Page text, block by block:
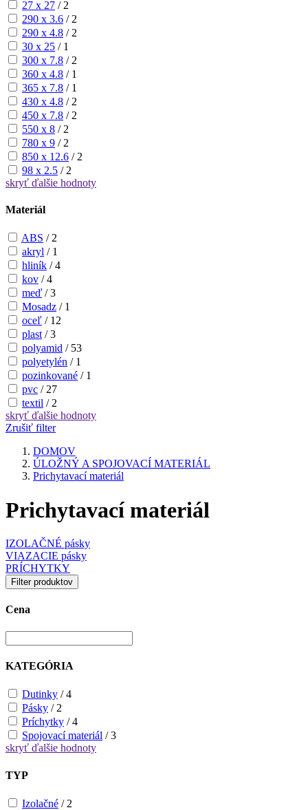
27 x 27 / 2
290 x 3.6 / 2
290 x 4.8 / 2
30 x 25 / 1
300 x 7.8 / 2
360 x 4.8 / 1
365 x 7.8 / 1
430 x 4.8 / 2
450 x 7.8 / 2
550 x 8 / 2
780 x 9 / 2
850 x 12.6 / 2
98 x 2.5 / 2
skryť ďalšie hodnoty
Materiál
ABS / 2
akryl / 1
hliník / 4
kov / 4
meď / 3
Mosadz / 1
oceľ / 12
plast / 3
polyamid / 53
polyetylén / 1
pozinkované / 1
pvc / 27
textil / 2
skryť ďalšie hodnoty
Zrušiť filter
DOMOV
ÚLOŽNÝ A SPOJOVACÍ MATERIÁL
Prichytavací materiál
Prichytavací materiál
IZOLAČNÉ pásky
VIAZACIE pásky
PRÍCHYTKY
Filter produktov
Cena
KATEGÓRIA
Dutinky / 4
Pásky / 2
Príchytky / 4
Spojovací materiál / 3
skryť ďalšie hodnoty
TYP
Izolačné / 2